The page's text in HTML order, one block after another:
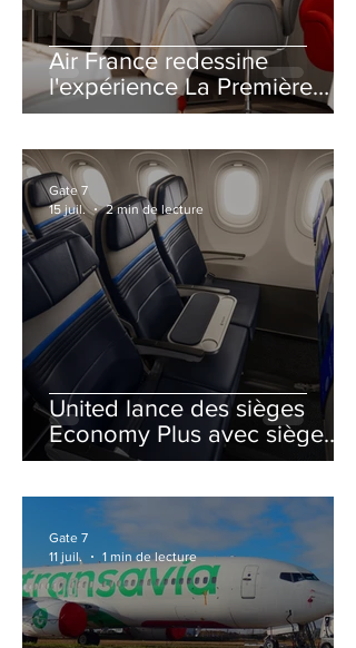
Air France redessine
l'expérience La Première
avec un salon entièrement
United lance des sièges
Economy Plus avec siège
central neutralisé
Gate 7
15 juil.
2 min de lecture
Gate 7
11 juil.
1 min de lecture